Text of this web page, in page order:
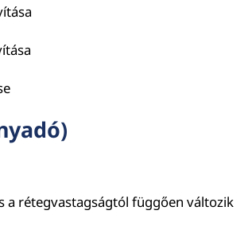
a rétegvastagságtól függően változik